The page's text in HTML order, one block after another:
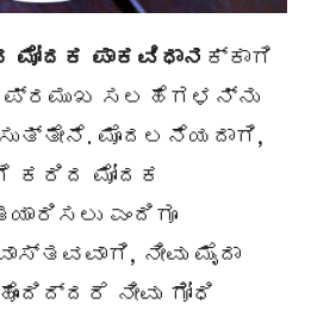
ಮೋದಕ ಪಾಕವಿಧಾನ ಕ್ಕಾಗಿ
ಪ್ರಮುಖ ಸಲಹೆಗಳನ್ನು
ಮೊದಲನೆಯದಾಗಿ,
ಕರಿದ ಮೋದಕ
ಎಂದಿಗೂ
ನೀವು ಮೈದಾ
ನೀವು ಗೋಧಿ